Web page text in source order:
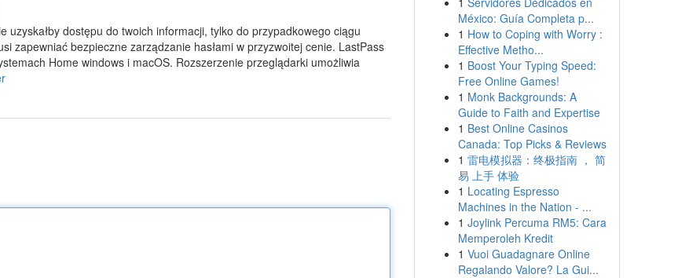
uzyskałby dostępu do twoich informacji, tylko do przypadkowego ciągu
zapewniać bezpieczne zarządzanie hasłami w przyzwoitej cenie. LastPass
Home windows i macOS. Rozszerzenie przeglądarki umożliwia
México: Guía Completa p...
1 How to Coping with Worry :
Effective Metho...
1 Boost Your Typing Speed:
Free Online Games!
1 Monk Backgrounds: A
Guide to Faith and Expertise
1 Best Online Casinos
Canada: Top Picks & Reviews
1 雷电模拟器：终极指南 ， 简
易 上手 体验
1 Locating Espresso
Machines in the Nation - ...
1 Joylink Percuma RM5: Cara
Memperoleh Kredit
1 Vuoi Guadagnare Online
Regalando Valore? La Gui...